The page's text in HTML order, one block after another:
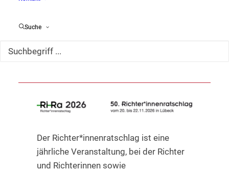
Suche
Netzwerk
Eine Liste unserer Partnerschaften
Der Richter*innenratschlag ist eine
jährliche Veranstaltung, bei der Richter
und Richterinnen sowie